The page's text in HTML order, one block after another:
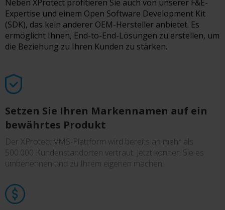
Neben XProtect profitieren Sie auch von unserer F&E-
Expertise und einem Open Software Development Kit
(SDK), das kein anderer OEM-Hersteller anbietet. Es
ermöglicht Ihnen, End-to-End-Lösungen zu erstellen, um
die Beziehung zu Ihren Kunden zu stärken.
Setzen Sie Ihren Markennamen auf ein
bewährtes Produkt
Der XProtect VMS-Plattform wird bereits an mehr als
500.000 Kundenstandorten vertraut. Jetzt können Sie es
umbenennen und zu Ihrem eigenen machen.